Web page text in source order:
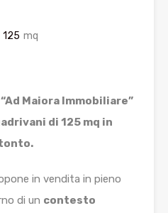
125 mq
Maiora Immobiliare”
di 125 mq in
in vendita in pieno
di un contesto